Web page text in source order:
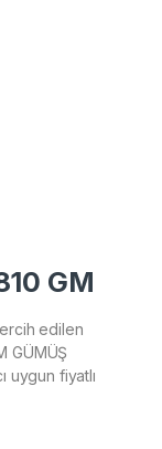
GM
edilen
GÜMÜŞ
uygun fiyatlı